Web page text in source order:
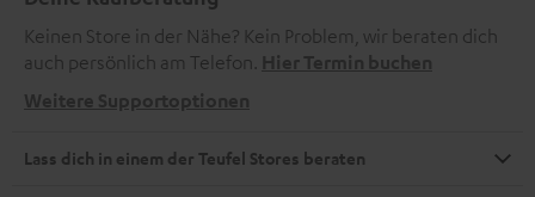
Keinen Store in der Nähe? Kein Problem, wir beraten dich
auch persönlich am Telefon. Hier Termin buchen
Weitere Supportoptionen
Lass dich in einem der Teufel Stores beraten